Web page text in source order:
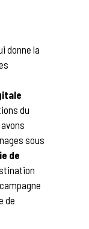
donne la
du
sous
de
de